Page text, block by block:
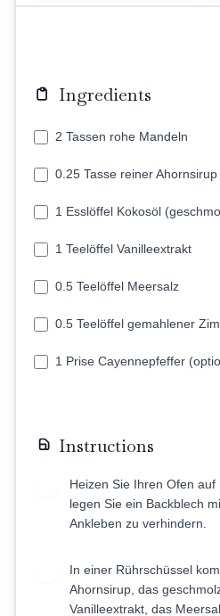
Ingredients
2 Tassen rohe Mandeln
0.25 Tasse reiner Ahornsirup
1 Esslöffel Kokosöl
1 Teelöffel Vanilleextrakt
0.5 Teelöffel Meersalz
0.5 Teelöffel gemahlener
1 Prise Cayennepfeffer
Instructions
Heizen Sie Ihren Ofen auf
legen Sie ein Backblech
Ankleben zu verhindern.
In einer Rührschüssel
Ahornsirup, das
Vanilleextrakt, das